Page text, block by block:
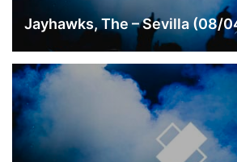
Jayhawks, The – Sevilla (08/